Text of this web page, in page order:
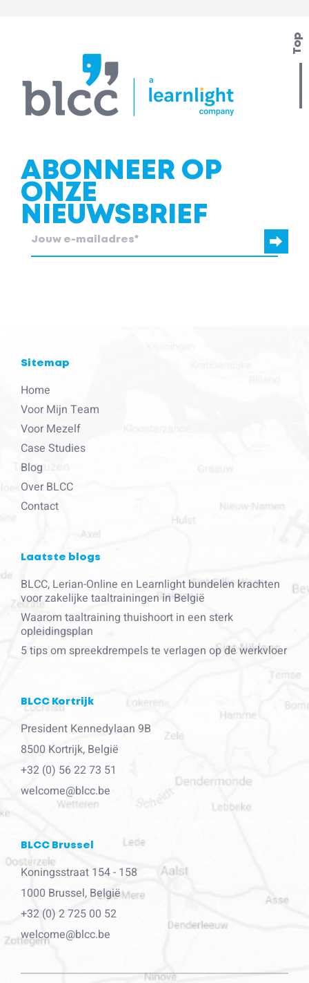
Top
ABONNEER OP
ONZE
NIEUWSBRIEF
Sitemap
Home
Voor Mijn Team
Voor Mezelf
Case Studies
Blog
Over BLCC
Contact
Laatste blogs
BLCC, Lerian-Online en Learnlight bundelen krachten
voor zakelijke taaltrainingen in België
Waarom taaltraining thuishoort in een sterk
opleidingsplan
5 tips om spreekdrempels te verlagen op de werkvloer
BLCC Kortrijk
President Kennedylaan 9B
8500 Kortrijk, België
+32 (0) 56 22 73 51
welcome@blcc.be
BLCC Brussel
Koningsstraat 154 - 158
1000 Brussel, België
+32 (0) 2 725 00 52
welcome@blcc.be